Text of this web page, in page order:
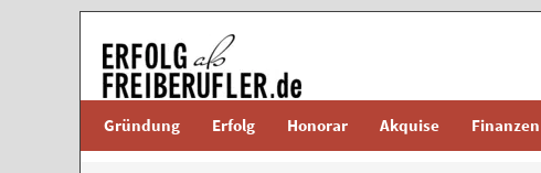
Gründung Erfolg Honorar Akquise Finanzen